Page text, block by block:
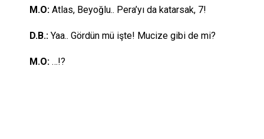
M.O: Atlas, Beyoğlu.. Pera’yı da katarsak, 7!
D.B.: Yaa.. Gördün mü işte! Mucize gibi de mi?
M.O: …!?